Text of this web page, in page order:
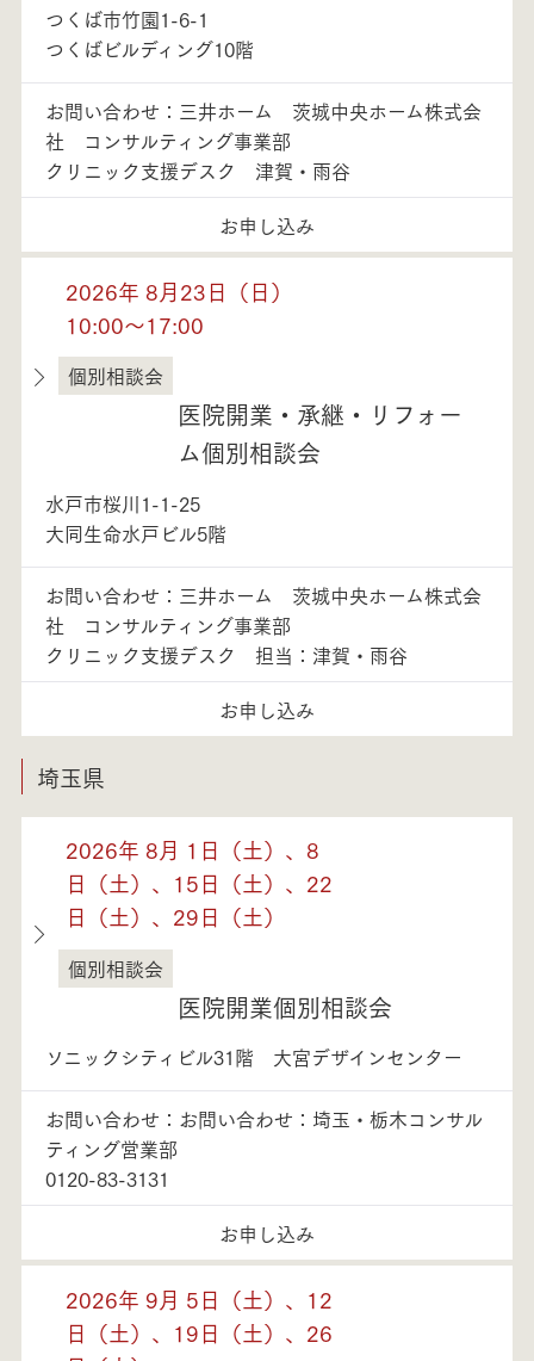
つくば市竹園1-6-1
つくばビルディング10階
お問い合わせ：三井ホーム 茨城中央ホーム株式会
社 コンサルティング事業部
クリニック支援デスク 津賀・雨谷
お申し込み
2026年 8月23日（日）
10:00～17:00
茨城県
個別相談会
医院開業・承継・リフォー
ム個別相談会
水戸市桜川1-1-25
大同生命水戸ビル5階
お問い合わせ：三井ホーム 茨城中央ホーム株式会
社 コンサルティング事業部
クリニック支援デスク 担当：津賀・雨谷
お申し込み
埼玉県
2026年 8月 1日（土）、8
日（土）、15日（土）、22
日（土）、29日（土）
埼玉県
個別相談会
医院開業個別相談会
ソニックシティビル31階 大宮デザインセンター
お問い合わせ：お問い合わせ：埼玉・栃木コンサル
ティング営業部
0120-83-3131
お申し込み
2026年 9月 5日（土）、12
日（土）、19日（土）、26